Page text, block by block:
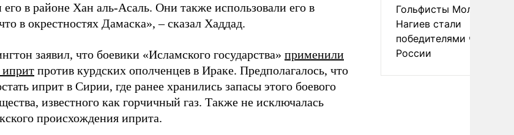
в районе Хан аль-Асаль. Они также использовали его в
в окрестностях Дамаска», – сказал Хаддад.
заявил, что боевики «Исламского государства» применили
иприт против курдских ополченцев в Ираке. Предполагалось, что
иприт в Сирии, где ранее хранились запасы этого боевого
известного как горчичный газ. Также не исключалась
происхождения иприта.
Гольфисты
Нагиев стали
победителями
России